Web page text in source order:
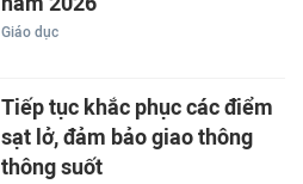
Giáo dục
Tiếp tục khắc phục các điểm
sạt lở, đảm bảo giao thông
thông suốt